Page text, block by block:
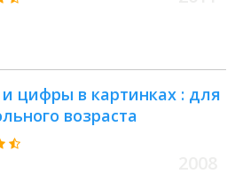
цифры в картинках : для
возраста